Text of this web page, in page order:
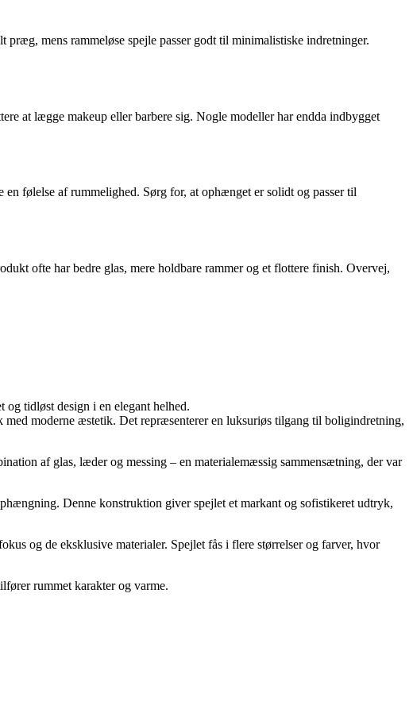
mens rammeløse spejle passer godt til minimalistiske indretninger.
at lægge makeup eller barbere sig. Nogle modeller har endda indbygget
følelse af rummelighed. Sørg for, at ophænget er solidt og passer til
ofte har bedre glas, mere holdbare rammer og et flottere finish. Overvej,
tidløst design i en elegant helhed.
moderne æstetik. Det repræsenterer en luksuriøs tilgang til boligindretning,
af glas, læder og messing – en materialemæssig sammensætning, der var
Denne konstruktion giver spejlet et markant og sofistikeret udtryk,
og de eksklusive materialer. Spejlet fås i flere størrelser og farver, hvor
rummet karakter og varme.